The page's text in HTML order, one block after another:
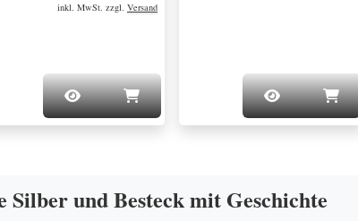
inkl. MwSt. zzgl. Versand
Silber und Besteck mit Geschichte